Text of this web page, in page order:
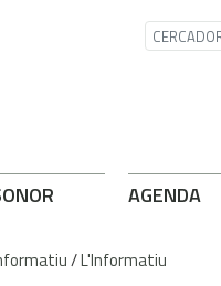
AGENDA
/L'Informatiu